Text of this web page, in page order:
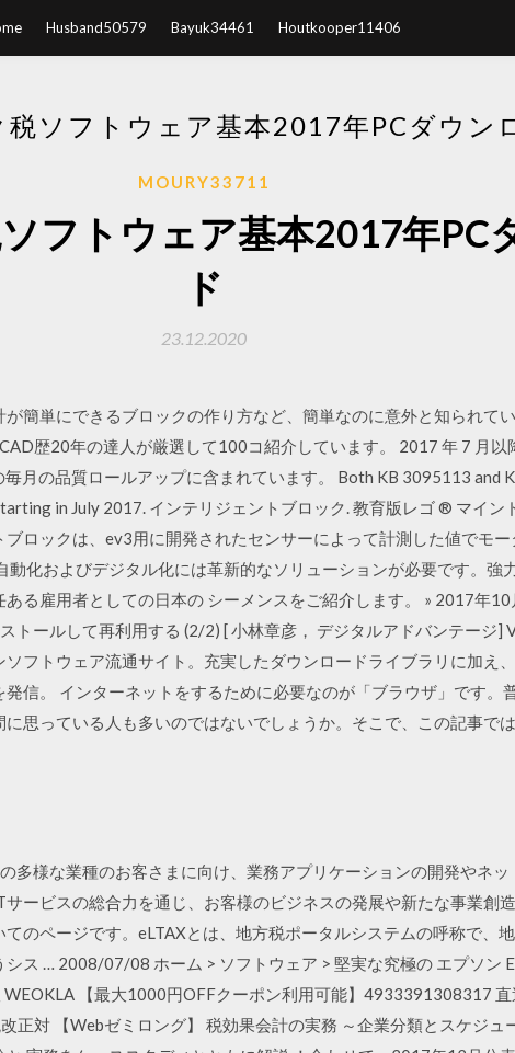
Husband50579 Bayuk34461 Houtkooper11406
税ソフトウェア基本2017年PCダウン
MOURY33711
フトウェア基本2017年PC
ド
23.12.2020
簡単にできるブロックの作り方など、簡単なのに意外と知られて
歴20年の達人が厳選して100コ紹介しています。 2017 年 7 月
月の品質ロールアップに含まれています。 Both KB 3095113 and
in July 2017. インテリジェントブロック. 教育版レゴ ® マイン
ロックは、ev3用に開発されたセンサーによって計測した値でモ
動化およびデジタル化には革新的なソリューションが必要です。強
る雇用者としての日本の シーメンスをご紹介します。 » 2017年
トールして再利用する (2/2) [ 小林章彦， デジタルアドバンテージ]
フトウェア流通サイト。充実したダウンロードライブラリに加え
信。 インターネットをするために必要なのが「ブラウザ」です。
思っている人も多いのではないでしょうか。そこで、この記事で
多様な業種のお客さまに向け、業務アプリケーションの開発やネ
ービスの総合力を通じ、お客様のビジネスの発展や新たな事業創
のページです。eLTAXとは、地方税ポータルシステムの呼称で、地
ス … 2008/07/08 ホーム > ソフトウェア > 堅実な究極の エプソン
【最大1000円OFFクーポン利用可能】4933391308317 直
正対 【Webゼミロング】 税効果会計の実務 ～企業分類とスケジュ